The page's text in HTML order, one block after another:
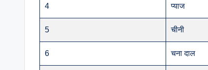
4 प्याज
5 चीनी
6 चना दाल